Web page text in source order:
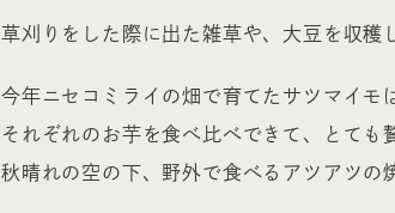
草刈りをした際に出た雑草や、大豆を収穫
今年ニセコミライの畑で育てたサツマイ
それぞれのお芋を食べ比べできて、とても
秋晴れの空の下、野外で食べるアツアツの